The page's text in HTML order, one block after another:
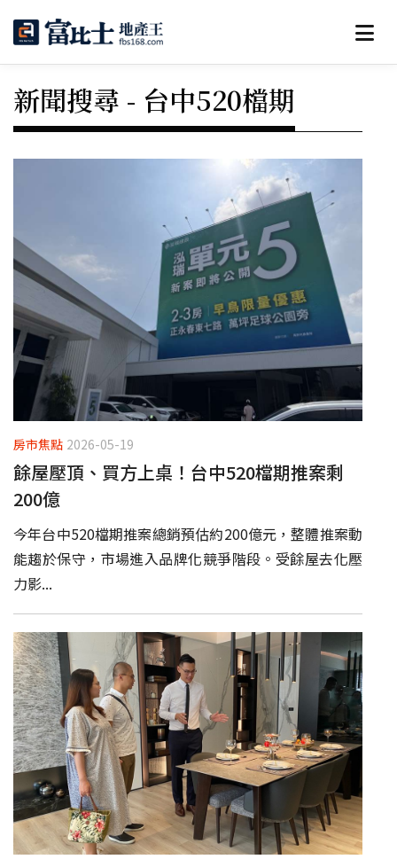
新聞搜尋 - 台中520檔期
房市焦點 2026-05-19
餘屋壓頂、買方上桌！台中520檔期推案剩
200億
今年台中520檔期推案總銷預估約200億元，整體推案動
能趨於保守，市場進入品牌化競爭階段。受餘屋去化壓
力影...